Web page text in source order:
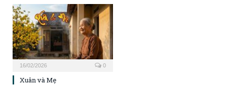
16/02/2026 0
Xuân và Mẹ